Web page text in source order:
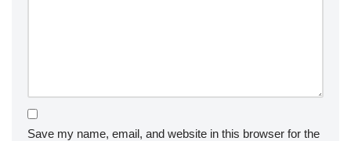
Save my name, email, and website in this browser for the